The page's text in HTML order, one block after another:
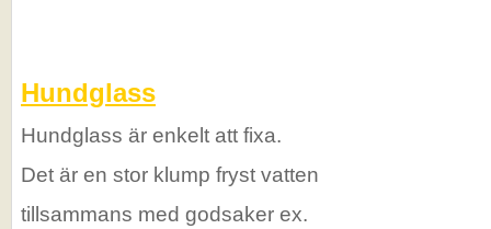
Hundglass
Hundglass är enkelt att fixa.
Det är en stor klump fryst vatten
tillsammans med godsaker ex.